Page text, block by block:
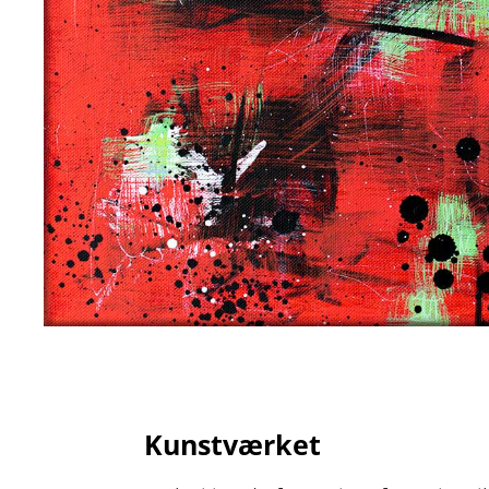
Kunstværket